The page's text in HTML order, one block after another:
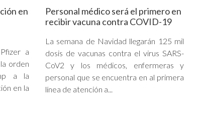
en
a
orden
a la
en la
Personal médico será el primero en
recibir vacuna contra COVID-19
La semana de Navidad llegarán 125 mil
dosis de vacunas contra el virus SARS-
CoV2 y los médicos, enfermeras y
personal que se encuentra en al primera
línea de atención a...